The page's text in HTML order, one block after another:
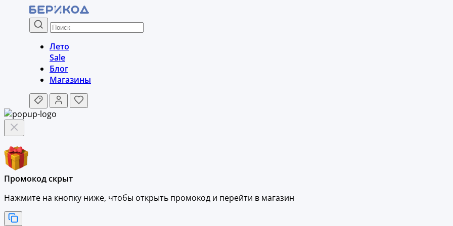
Лето
Sale
Блог
Магазины
Промокод скрыт
Нажмите на кнопку ниже, чтобы открыть промокод и перейти в магазин